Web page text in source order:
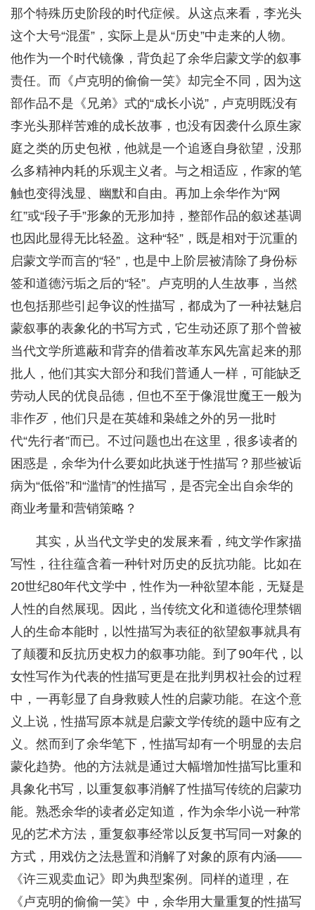
那个特殊历史阶段的时代症候。从这点来看，李光头
这个大号“混蛋”，实际上是从“历史”中走来的人物。
他作为一个时代镜像，背负起了余华启蒙文学的叙事
责任。而《卢克明的偷偷一笑》却完全不同，因为这
部作品不是《兄弟》式的“成长小说”，卢克明既没有
李光头那样苦难的成长故事，也没有因袭什么原生家
庭之类的历史包袱，他就是一个追逐自身欲望，没那
么多精神内耗的乐观主义者。与之相适应，作家的笔
触也变得浅显、幽默和自由。再加上余华作为“网
红”或“段子手”形象的无形加持，整部作品的叙述基调
也因此显得无比轻盈。这种“轻”，既是相对于沉重的
启蒙文学而言的“轻”，也是中上阶层被清除了身份标
签和道德污垢之后的“轻”。卢克明的人生故事，当然
也包括那些引起争议的性描写，都成为了一种祛魅启
蒙叙事的表象化的书写方式，它生动还原了那个曾被
当代文学所遮蔽和背弃的借着改革东风先富起来的那
批人，他们其实大部分和我们普通人一样，可能缺乏
劳动人民的优良品德，但也不至于像混世魔王一般为
非作歹，他们只是在英雄和枭雄之外的另一批时
代“先行者”而已。不过问题也出在这里，很多读者的
困惑是，余华为什么要如此执迷于性描写？那些被诟
病为“低俗”和“滥情”的性描写，是否完全出自余华的
商业考量和营销策略？
其实，从当代文学史的发展来看，纯文学作家描
写性，往往蕴含着一种针对历史的反抗功能。比如在
20世纪80年代文学中，性作为一种欲望本能，无疑是
人性的自然展现。因此，当传统文化和道德伦理禁锢
人的生命本能时，以性描写为表征的欲望叙事就具有
了颠覆和反抗历史权力的叙事功能。到了90年代，以
女性写作为代表的性描写更是在批判男权社会的过程
中，一再彰显了自身救赎人性的启蒙功能。在这个意
义上说，性描写原本就是启蒙文学传统的题中应有之
义。然而到了余华笔下，性描写却有一个明显的去启
蒙化趋势。他的方法就是通过大幅增加性描写比重和
具象化书写，以重复叙事消解了性描写传统的启蒙功
能。熟悉余华的读者必定知道，作为余华小说一种常
见的艺术方法，重复叙事经常以反复书写同一对象的
方式，用戏仿之法悬置和消解了对象的原有内涵——
《许三观卖血记》即为典型案例。同样的道理，在
《卢克明的偷偷一笑》中，余华用大量重复的性描写